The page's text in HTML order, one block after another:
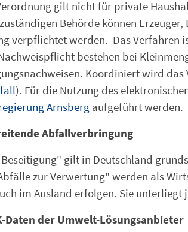
gilt nicht für private
Behörde können
verpflichtet werden. Das Verfahren
bestehen bei
Koordiniert wird
). Für die Nutzung des
Arnsberg aufgeführt werden.
Abfallverbringung
gilt in Deutschland
zur Verwertung" werden als
im Ausland erfolgen. Sie unterliegt
Daten der Umwelt-Lösungsanbieter